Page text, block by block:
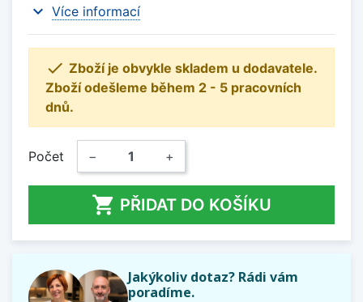
expand_more Více informací
 Zboží je obvykle skladem u dodavatele.
Zboží odešleme během 2 - 5 pracovních
dnů.
Počet − +
 PŘIDAT DO KOŠÍKU
Jakýkoliv dotaz? Rádi vám
poradíme.